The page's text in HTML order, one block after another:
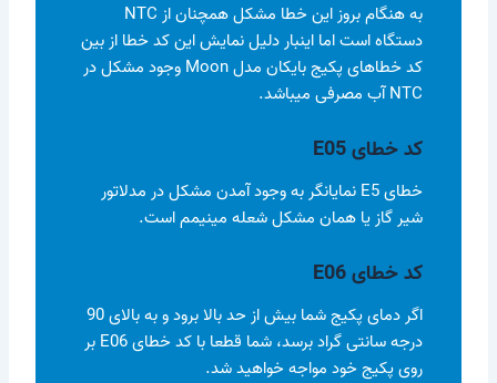
به هنگام بروز این خطا مشکل همچنان از NTC
دستگاه است اما اینبار دلیل نمایش این کد خطا از بین
کد خطاهای پکیج بایکان مدل Moon وجود مشکل در
NTC آب مصرفی میباشد.
کد خطای E05
خطای E5 نمایانگر به وجود آمدن مشکل در مدلاتور
شیر گاز یا همان مشکل شعله مینیمم است.
کد خطای E06
اگر دمای پکیج شما بیش از حد بالا برود و به بالای 90
درجه سانتی گراد برسد، شما قطعا با کد خطای E06 بر
روی پکیج خود مواجه خواهید شد.